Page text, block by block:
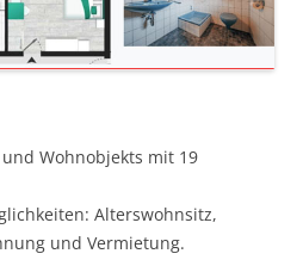
Wohnobjekts mit 19
Alterswohnsitz,
und Vermietung.